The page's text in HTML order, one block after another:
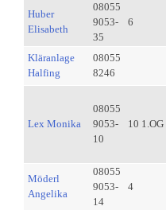
Huber
Elisabeth
08055
9053-
35
6
Kläranlage
Halfing
08055
8246
Lex Monika
08055
9053-
10
10 1.OG
Möderl
Angelika
08055
9053-
14
4